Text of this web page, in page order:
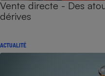
Vente directe - Des
dérives
ACTUALITÉ